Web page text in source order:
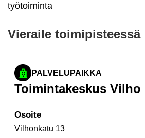
työtoiminta
Vie­rai­le toi­mi­pis­tees­sä
PALVELUPAIKKA
Toi­min­ta­kes­kus Vilho
Osoi­te
Vilhonkatu 13